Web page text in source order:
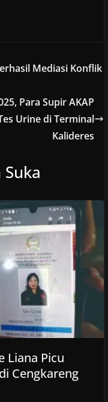
Mediasi Konflik
Para Supir AKAP
Urine di Terminal
Kalideres
Liana Picu
Cengkareng